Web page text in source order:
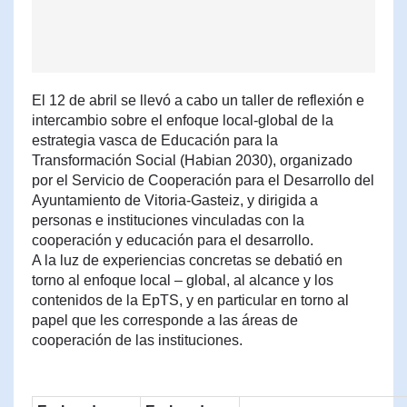
El 12 de abril se llevó a cabo un taller de reflexión e
intercambio sobre el enfoque local-global de la
estrategia vasca de Educación para la
Transformación Social (Habian 2030), organizado
por el Servicio de Cooperación para el Desarrollo del
Ayuntamiento de Vitoria-Gasteiz, y dirigida a
personas e instituciones vinculadas con la
cooperación y educación para el desarrollo.
A la luz de experiencias concretas se debatió en
torno al enfoque local – global, al alcance y los
contenidos de la EpTS, y en particular en torno al
papel que les corresponde a las áreas de
cooperación de las instituciones.